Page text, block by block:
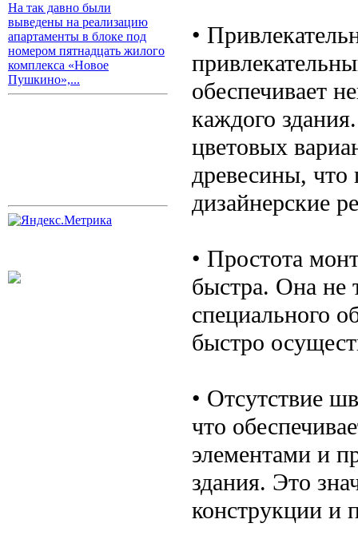
На так давно были
выведены на реализацию
апартаменты в блоке под
номером пятнадцать жилого
комплекса «Новое
Пушкино»,...
•
обеспечивает
каждого
цветовых
древесины, что
дизайнерские
• Простота
быстра. Она не
специального
быстро
• Отсутствие
что
элементами и
здания. Это
конструкции и